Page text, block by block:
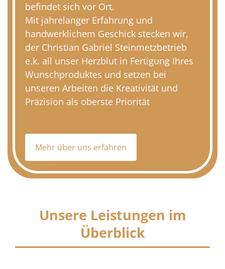
befindet sich vor Ort.
Mit jahrelanger Erfahrung und
handwerklichem Geschick stecken wir,
der Christian Gabriel Steinmetzbetrieb
e.k. all unser Herzblut in Fertigung Ihres
Wunschproduktes und setzen bei
unseren Arbeiten die Kreativität und
Präzision als oberste Priorität
Mehr über uns erfahren
Unsere Leistungen im
Überblick